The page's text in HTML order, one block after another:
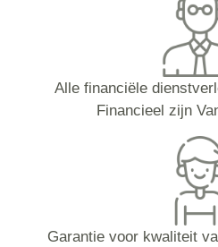
Alle financiële
Financieel zijn
Garantie voor kwaliteit